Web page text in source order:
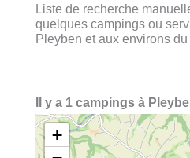
Liste de recherche
quelques campings ou
Pleyben et aux environs
Il y a 1 campings à
+